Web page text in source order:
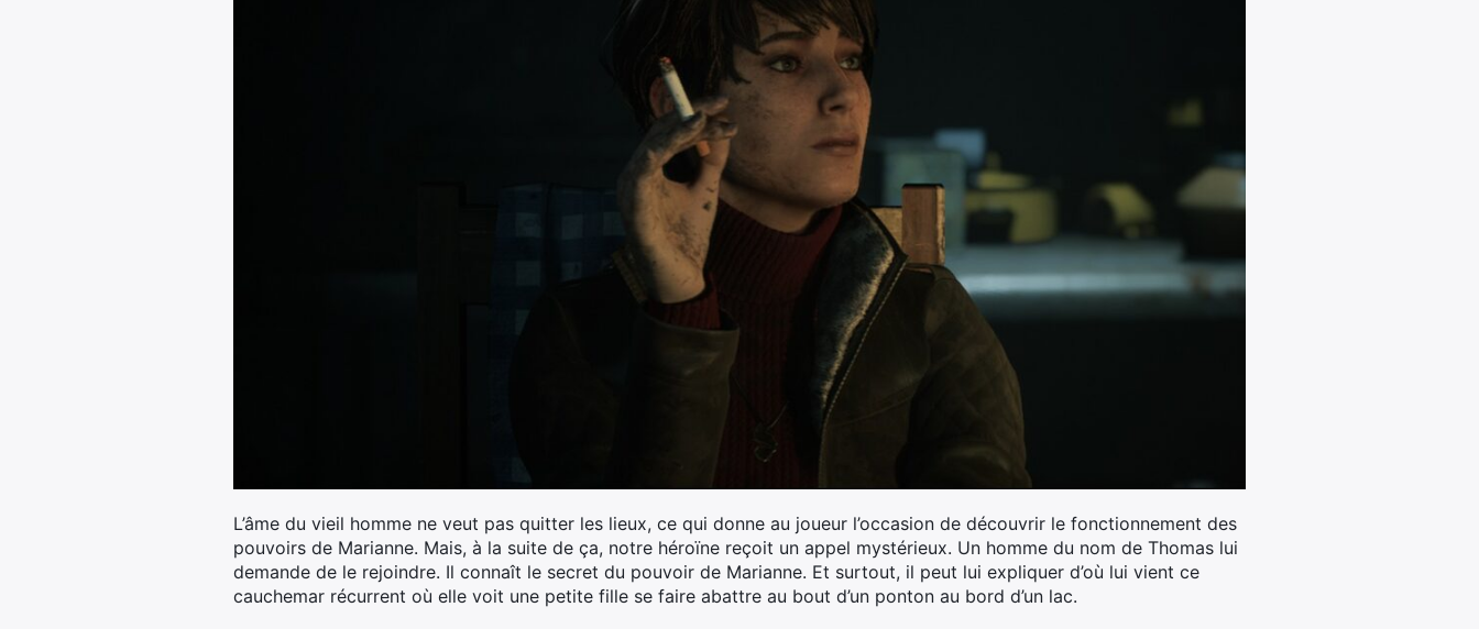
L’âme du vieil homme ne veut pas quitter les lieux, ce qui donne au joueur l’occasion de découvrir le fonctionnement des
pouvoirs de Marianne. Mais, à la suite de ça, notre héroïne reçoit un appel mystérieux. Un homme du nom de Thomas lui
demande de le rejoindre. Il connaît le secret du pouvoir de Marianne. Et surtout, il peut lui expliquer d’où lui vient ce
cauchemar récurrent où elle voit une petite fille se faire abattre au bout d’un ponton au bord d’un lac.